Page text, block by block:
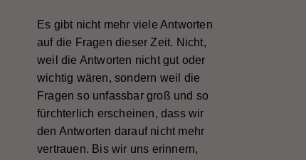
Es gibt nicht mehr viele Antworten
auf die Fragen dieser Zeit. Nicht,
weil die Antworten nicht gut oder
wichtig wären, sondern weil die
Fragen so unfassbar groß und so
fürchterlich erscheinen, dass wir
den Antworten darauf nicht mehr
vertrauen. Bis wir uns erinnern,